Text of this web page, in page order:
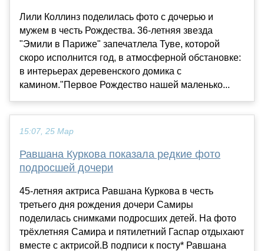
Лили Коллинз поделилась фото с дочерью и
мужем в честь Рождества. 36-летняя звезда
"Эмили в Париже" запечатлела Туве, которой
скоро исполнится год, в атмосферной обстановке:
в интерьерах деревенского домика с
камином."Первое Рождество нашей маленько...
15:07, 25 Мар
Равшана Куркова показала редкие фото
подросшей дочери
45-летняя актриса Равшана Куркова в честь
третьего дня рождения дочери Самиры
поделилась снимками подросших детей. На фото
трёхлетняя Самира и пятилетний Гаспар отдыхают
вместе с актрисой.В подписи к посту* Равшана